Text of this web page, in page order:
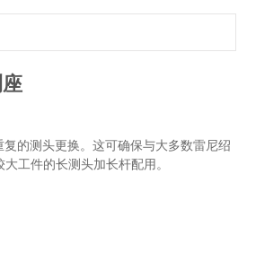
的测头更换。这可确保与大多数雷尼绍
工件的长测头加长杆配用。